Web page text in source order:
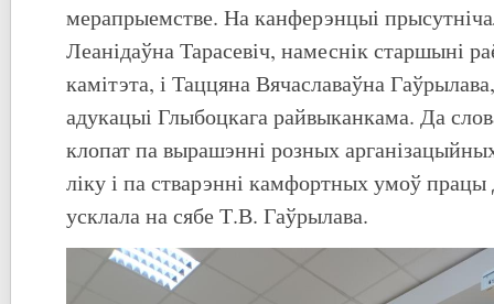
мерапрыемстве. На канферэнцыі
Леанідаўна Тарасевіч, намеснік старшыні
камітэта, і Таццяна Вячаславаўна
адукацыі Глыбоцкага райвыканкама. Да
клопат па вырашэнні розных
ліку і па стварэнні камфортных умоў
усклала на сябе Т.В. Гаўрылава.